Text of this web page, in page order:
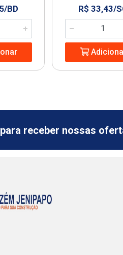
BD R$ 33,43/
receber nossas